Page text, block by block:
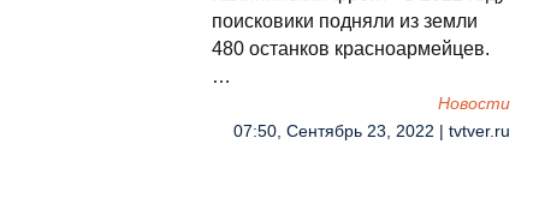
поисковики подняли из земли
480 останков красноармейцев.
…
Новости
07:50, Сентябрь 23, 2022 | tvtver.ru